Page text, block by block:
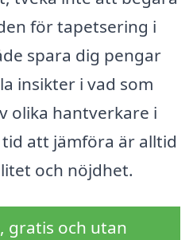
för tapetsering i
spara dig pengar
insikter i vad som
olika hantverkare i
att jämföra är alltid
och nöjdhet.
gratis och utan